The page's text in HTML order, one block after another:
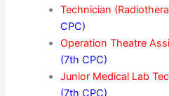
Technician
CPC)
Operation Theatre
(7th CPC)
Junior Medical Lab
(7th CPC)